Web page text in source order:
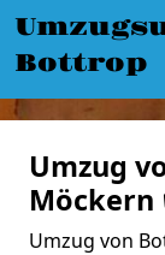
Bottrop
Umzug
Möckern
Umzug von